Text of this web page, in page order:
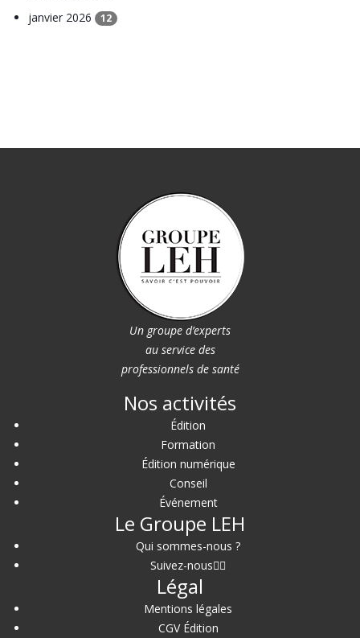
janvier 2026 12
Un groupe d’experts
au service des
professionnels de santé
Nos activités
Édition
Formation
Édition numérique
Conseil
Événement
Le Groupe LEH
Qui sommes-nous ?
Suivez-nous
Légal
Mentions légales
CGV Édition